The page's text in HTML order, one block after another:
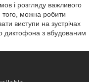
і розгляду важливого
того, можна робити
виступи на зустрічах
диктофона з вбудованим